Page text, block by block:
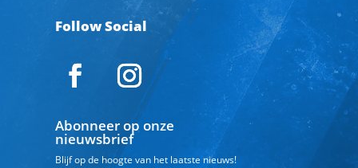
Follow Social
Abonneer op onze
nieuwsbrief
Blijf op de hoogte van het laatste nieuws!